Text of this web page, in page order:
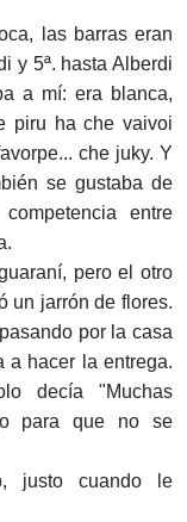
las barras eran
y 5ª. hasta Alberdi
a mí: era blanca,
piru ha che vaivoi
che juky. Y
se gustaba de
entre
pero el otro
un jarrón de flores.
por la casa
a hacer la entrega.
decía "Muchas
para que no se
justo cuando le